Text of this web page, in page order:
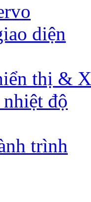
diện
thị &
độ
trình